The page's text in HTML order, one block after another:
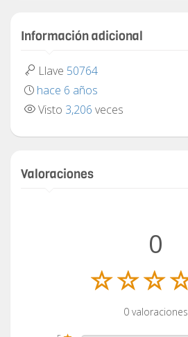
Información adicional
Llave 50764
hace 6 años
Visto 3,206 veces
Valoraciones
0
0 valoraciones